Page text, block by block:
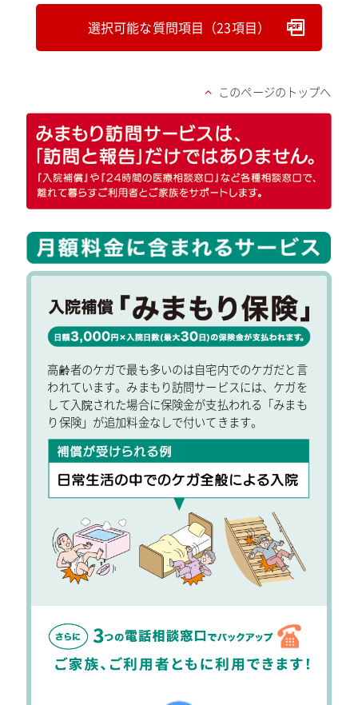
選択可能な質問項目（23項目）
このページのトップへ
高齢者のケガで最も多いのは自宅内でのケガだと言
われています。みまもり訪問サービスには、ケガを
して入院された場合に保険金が支払われる「みまも
り保険」が追加料金なしで付いてきます。